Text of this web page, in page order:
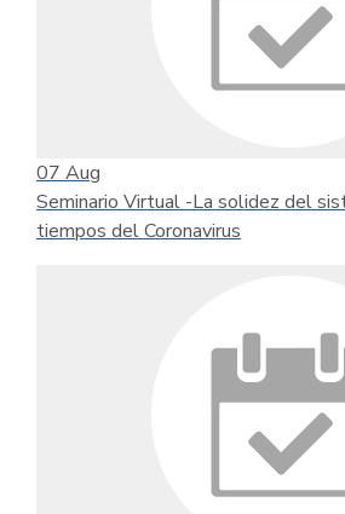
07 Aug
Seminario Virtual -La solidez del
tiempos del Coronavirus